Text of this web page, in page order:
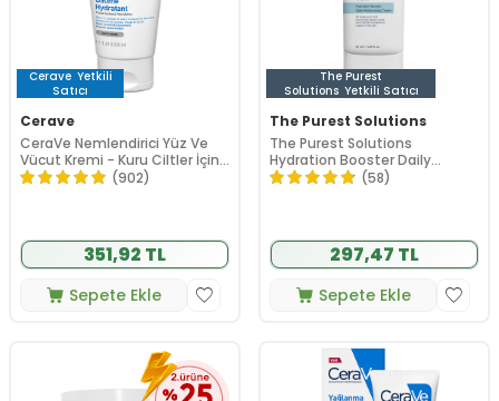
Cerave Yetkili
Satıcı
Cerave
CeraVe Nemlendirici Yüz Ve
Vücut Kremi - Kuru Ciltler İçin
Seramid Ve Hyalüronik Asit
(902)
351,92 TL
Sepete Ekle
The Purest
Solutions Yetkili Satıcı
The Purest Solutions
The Purest Solutions
Hydration Booster Daily
Moisturizing Cream 50 ml
(58)
297,47 TL
Sepete Ekle